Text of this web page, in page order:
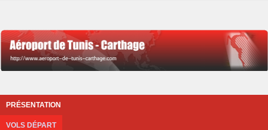
PRÉSENTATION
VOLS DÉPART